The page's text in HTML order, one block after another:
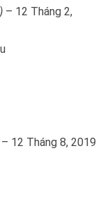
– 12 Tháng 2,
– 12 Tháng 8, 2019